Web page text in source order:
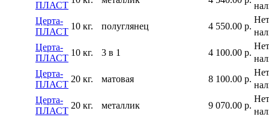
ПЛАСТ
Церта-
ПЛАСТ
10 кг. полуглянец 4 550.00 р.
Церта-
ПЛАСТ
10 кг. 3 в 1 4 100.00 р.
Церта-
ПЛАСТ
20 кг. матовая 8 100.00 р.
Церта-
ПЛАСТ
20 кг. металлик 9 070.00 р.